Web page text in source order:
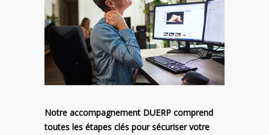
Notre accompagnement DUERP comprend
toutes les étapes clés pour sécuriser votre